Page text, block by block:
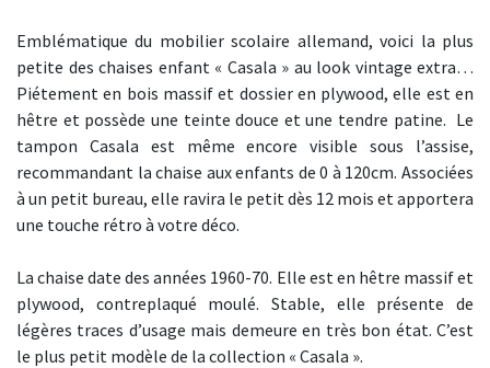
Emblématique du mobilier scolaire allemand, voici la plus
petite des chaises enfant « Casala » au look vintage extra…
Piétement en bois massif et dossier en plywood, elle est en
hêtre et possède une teinte douce et une tendre patine. Le
tampon Casala est même encore visible sous l’assise,
recommandant la chaise aux enfants de 0 à 120cm. Associées
à un petit bureau, elle ravira le petit dès 12 mois et apportera
une touche rétro à votre déco.
La chaise date des années 1960-70. Elle est en hêtre massif et
plywood, contreplaqué moulé. Stable, elle présente de
légères traces d’usage mais demeure en très bon état. C’est
le plus petit modèle de la collection « Casala ».